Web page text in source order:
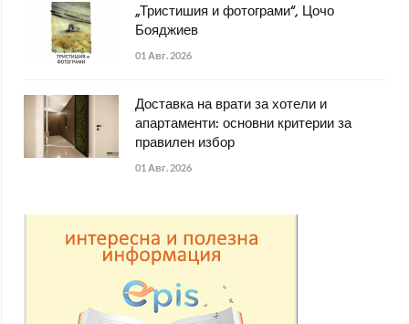
„Тристишия и фотограми“, Цочо
Бояджиев
01 Авг. 2026
Доставка на врати за хотели и
апартаменти: основни критерии за
правилен избор
01 Авг. 2026